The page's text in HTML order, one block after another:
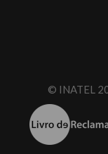
© INATEL